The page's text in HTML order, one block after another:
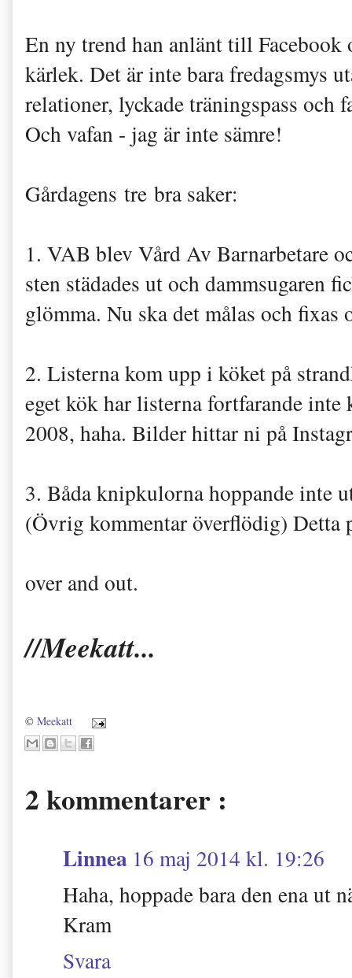
En ny trend han anlänt till
kärlek. Det är inte bara fredagsmys
relationer, lyckade träningspass och
Och vafan - jag är inte sämre!
Gårdagens tre bra saker:
1. VAB blev Vård Av Barnarbetare
sten städades ut och dammsugaren
glömma. Nu ska det målas och
2. Listerna kom upp i köket på
eget kök har listerna fortfarande inte
2008, haha. Bilder hittar ni på
3. Båda knipkulorna hoppande inte
(Övrig kommentar överflödig)
over and out.
//Meekatt...
© Meekatt
2 kommentarer :
Linnea 16 maj 2014 kl. 19:26
Haha, hoppade bara den ena ut
Kram
Svara